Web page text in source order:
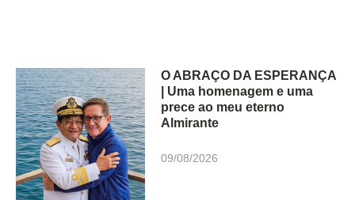
O ABRAÇO DA ESPERANÇA
| Uma homenagem e uma
prece ao meu eterno
Almirante
09/08/2026